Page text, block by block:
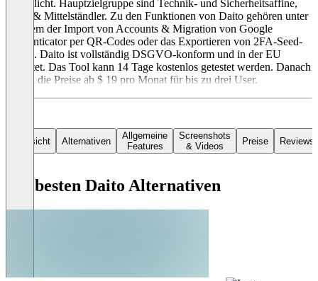
ermöglicht. Hauptzielgruppe sind Technik- und Sicherheitsaffine,
SMB & Mittelständler. Zu den Funktionen von Daito gehören unter
anderem der Import von Accounts & Migration von Google
Authenticator per QR-Codes oder das Exportieren von 2FA-Seed-
Codes. Daito ist vollständig DSGVO-konform und in der EU
gehostet. Das Tool kann 14 Tage kostenlos getestet werden. Danach
starten die Preise ab $ 19 pro Monat für bis zu drei User.
Übersicht Alternativen
Allgemeine
Features
Screenshots
& Videos
Preise Reviews
Die besten Daito Alternativen